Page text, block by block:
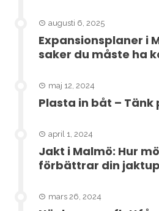
augusti 6, 2025
Expansionsplaner i
saker du måste ha
maj 12, 2024
Plasta in båt –
april 1, 2024
Jakt i Malmö: Hur
förbättrar din
mars 26, 2024